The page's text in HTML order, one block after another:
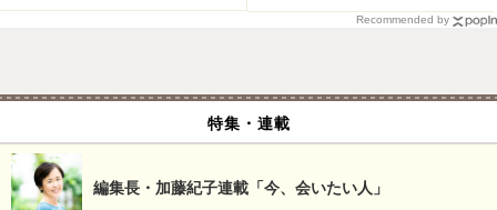
Recommended by
特集・連載
編集長・加藤紀子連載「今、会いたい人」